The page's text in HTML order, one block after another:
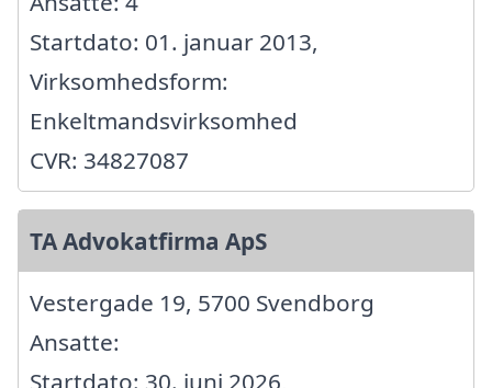
Startdato: 01. januar 2013,
Virksomhedsform:
Enkeltmandsvirksomhed
CVR: 34827087
TA Advokatfirma ApS
Vestergade 19, 5700 Svendborg
Ansatte:
Startdato: 30. juni 2026,